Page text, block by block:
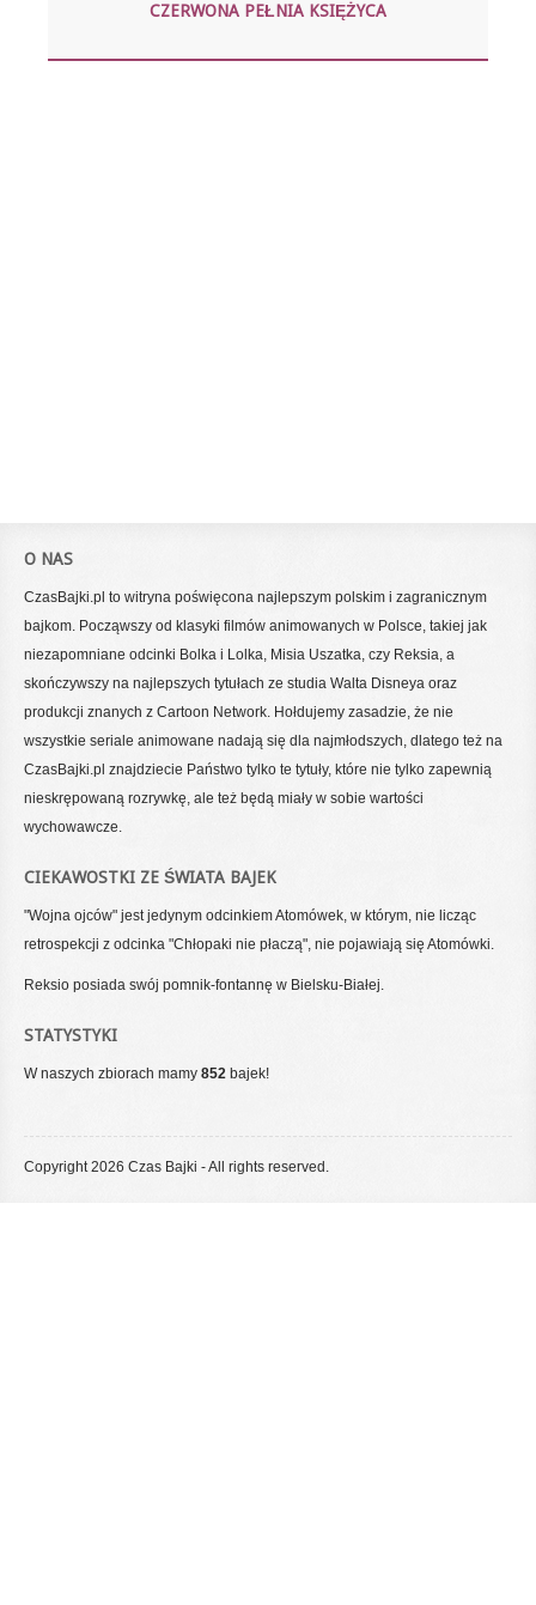
CZERWONA PEŁNIA KSIĘŻYCA
O NAS
CzasBajki.pl to witryna poświęcona najlepszym polskim i zagranicznym
bajkom. Począwszy od klasyki filmów animowanych w Polsce, takiej jak
niezapomniane odcinki Bolka i Lolka, Misia Uszatka, czy Reksia, a
skończywszy na najlepszych tytułach ze studia Walta Disneya oraz
produkcji znanych z Cartoon Network. Hołdujemy zasadzie, że nie
wszystkie seriale animowane nadają się dla najmłodszych, dlatego też na
CzasBajki.pl znajdziecie Państwo tylko te tytuły, które nie tylko zapewnią
nieskrępowaną rozrywkę, ale też będą miały w sobie wartości
wychowawcze.
CIEKAWOSTKI ZE ŚWIATA BAJEK
"Wojna ojców" jest jedynym odcinkiem Atomówek, w którym, nie licząc
retrospekcji z odcinka "Chłopaki nie płaczą", nie pojawiają się Atomówki.
Reksio posiada swój pomnik-fontannę w Bielsku-Białej.
STATYSTYKI
W naszych zbiorach mamy 852 bajek!
Copyright 2026 Czas Bajki - All rights reserved.